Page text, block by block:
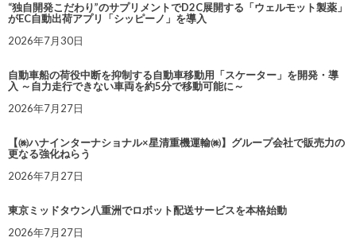
“独自開発こだわり”のサプリメントでD2C展開する「ウェルモット製薬」
がEC自動出荷アプリ「シッピーノ」を導入
2026年7月30日
自動車船の荷役中断を抑制する自動車移動用「スケーター」を開発・導
入 ～自力走行できない車両を約5分で移動可能に～
2026年7月27日
【㈱ハナインターナショナル×星清重機運輸㈱】グループ会社で販売力の
更なる強化ねらう
2026年7月27日
東京ミッドタウン八重洲でロボット配送サービスを本格始動
2026年7月27日